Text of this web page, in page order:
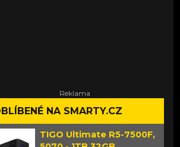
NA SMARTY.CZ
TIGO Ultimate R5-7500F,